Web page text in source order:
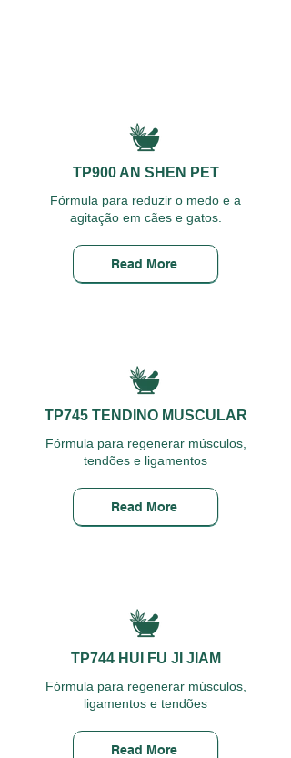
TP900 AN SHEN PET
Fórmula para reduzir o medo e a
agitação em cães e gatos.
Read More
TP745 TENDINO MUSCULAR
Fórmula para regenerar músculos,
tendões e ligamentos
Read More
TP744 HUI FU JI JIAM
Fórmula para regenerar músculos,
ligamentos e tendões
Read More